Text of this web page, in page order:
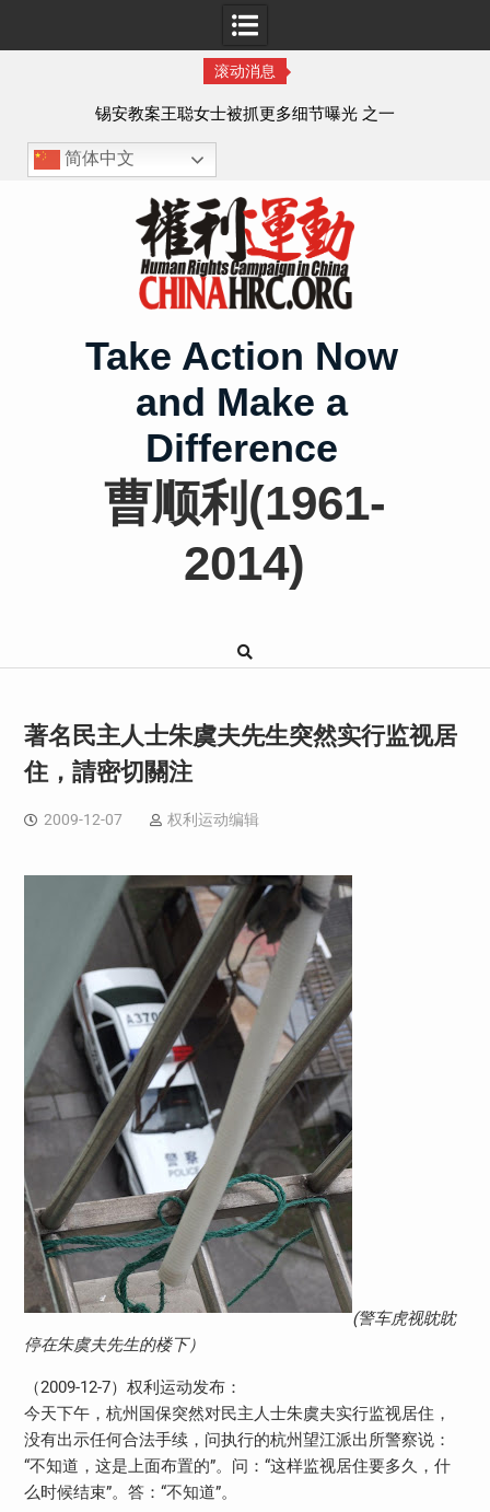
滚动消息
锡安教案王聪女士被抓更多细节曝光 之一
简体中文
Take Action Now
and Make a
Difference
曹顺利(1961-
2014)
著名民主人士朱虞夫先生突然实行监视居
住，請密切關注
2009-12-07 权利运动编辑
(警车虎视眈眈
停在朱虞夫先生的楼下）
（2009-12-7）权利运动发布：
今天下午，杭州国保突然对民主人士朱虞夫实行监视居住，
没有出示任何合法手续，问执行的杭州望江派出所警察说：
“不知道，这是上面布置的”。问：“这样监视居住要多久，什
么时候结束”。答：“不知道”。